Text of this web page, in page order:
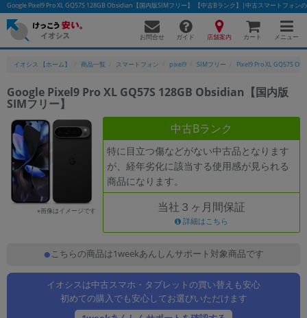
Google Pixel9 Pro XL GQ57S 128GB Obsidian【国内版SIMフリー】 【中古Bランク】|中古スマートフォン
お問合せ ガイド 店舗案内 カート メニュー
イオシス 【ホーム】 商品一覧 スマートフォン pixel9 SIMフリー Pixel9 Pro XL GQ57S
Google Pixel9 Pro XL GQ57S 128GB Obsidian【国内版
SIMフリー】
※画像はイメージです
中古Bランク
特に目立つ傷などがない中古品となります
が、経年劣化に該当する使用感が見られる
商品になります。
当社３ヶ月間保証
詳細はこちら
こちらの商品は1weekあんしんサポート対象商品です
イオシスは中古スマホ・タブレットの買い替えも安心
初めての購入でも安心してお選びいただけます
かんたんパソコン検索に切り替える
フリーワード
除外ワード
人気の検索ワード： Let's note
商品ジャンルの絞り込み
「スマートフォン」「タブレット」など
シリーズ
商品シリーズ名・ブランド名の絞り込み。
「iPhone」「Xperia」「Galaxy」など